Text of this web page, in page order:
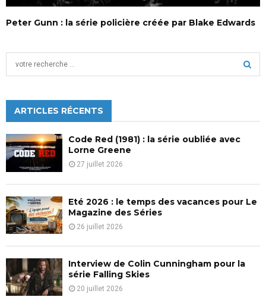
Peter Gunn : la série policière créée par Blake Edwards
h
f
o
r
:
C
H
ARTICLES RÉCENTS
Code Red (1981) : la série oubliée avec
Lorne Greene
27 juillet 2026
Eté 2026 : le temps des vacances pour Le
Magazine des Séries
26 juillet 2026
Interview de Colin Cunningham pour la
série Falling Skies
20 juillet 2026